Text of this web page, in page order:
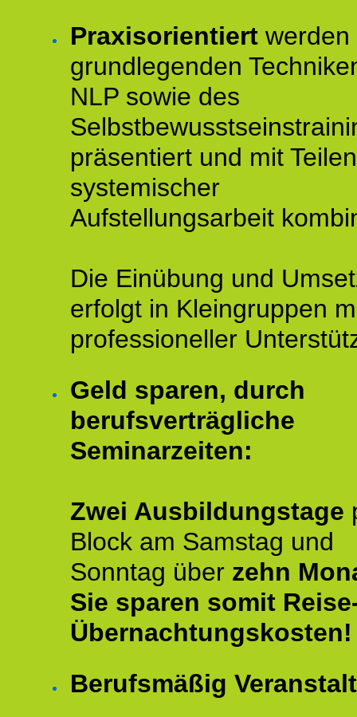
Praxisorientiert werden
grundlegenden
NLP sowie des
präsentiert und mit Teilen
systemischer
Aufstellungsarbeit
Die Einübung und
erfolgt in Kleingruppen
professioneller
Geld sparen, durch
berufsverträgliche
Seminarzeiten:
Zwei Ausbildungstage
Block am Samstag und
Sonntag über zehn
Sie sparen somit
Übernachtungskosten!
Berufsmäßig